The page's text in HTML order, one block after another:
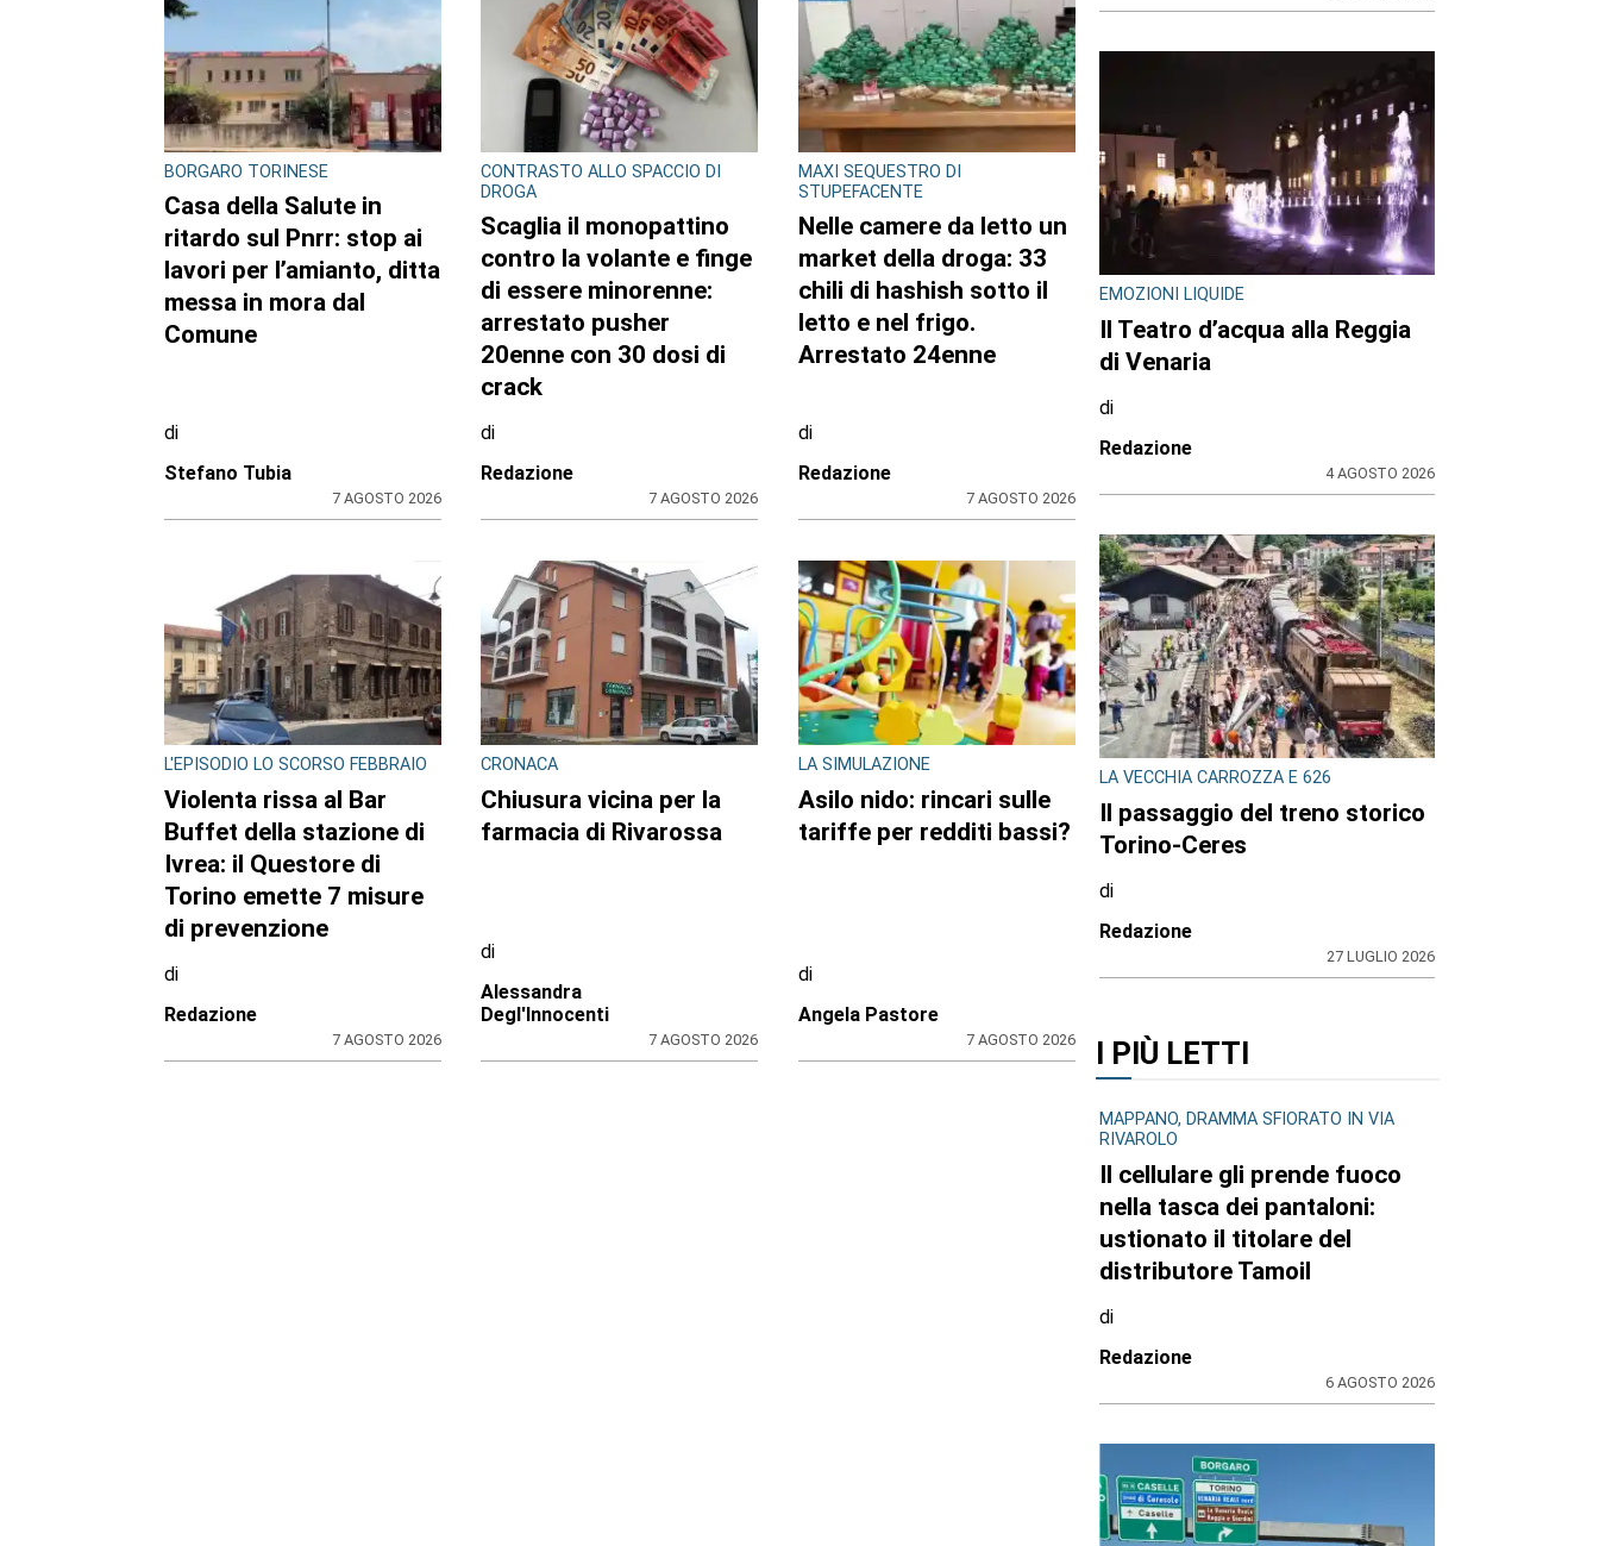
CONSIGLIO REGIONALE
Marcinelle, il presidente
Nicco: “Onorare gli
italiani caduti sul lavoro
in ogni parte del mondo”
Ambiente e conti
pubblici al centro
dell’attività questa
settimana in Consiglio
regionale
A Palazzo Lascaris la
mostra “Romano
Gazzera. Nel regno dei
fiori giganti”
BORGARO TORINESE
Casa della Salute in
ritardo sul Pnrr: stop ai
lavori per l’amianto, ditta
messa in mora dal
Comune
di
CONTRASTO ALLO SPACCIO DI
DROGA
arrestato pusher
20enne con 30 dosi di
crack
di
MAXI SEQUESTRO DI
STUPEFACENTE
Nelle camere da letto un
Arrestato 24enne
di
EMOZIONI LIQUIDE
Il Teatro d’acqua alla Reggia
di Venaria
di
Redazione
4 AGOSTO 2026
LA VECCHIA CARROZZA E 626
Il passaggio del treno storico
Torino-Ceres
di
Redazione
27 LUGLIO 2026
I PIÙ LETTI
MAPPANO, DRAMMA SFIORATO IN VIA
RIVAROLO
Il cellulare gli prende fuoco
nella tasca dei pantaloni:
ustionato il titolare del
distributore Tamoil
di
Redazione
6 AGOSTO 2026